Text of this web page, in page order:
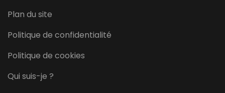
Plan du site
Politique de confidentialité
Politique de cookies
Qui suis-je ?